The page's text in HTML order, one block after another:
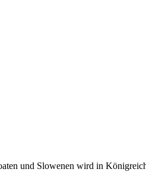
und Slowenen wird in